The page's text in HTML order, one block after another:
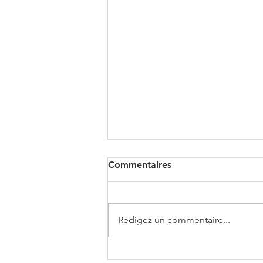
BMW X3 XDRIVE 20i
Commentaires
Rédigez un commentaire...